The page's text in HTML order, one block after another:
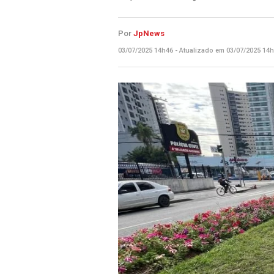
PorJpNews
03/07/2025 14h46 - Atualizado em 03/07/2025